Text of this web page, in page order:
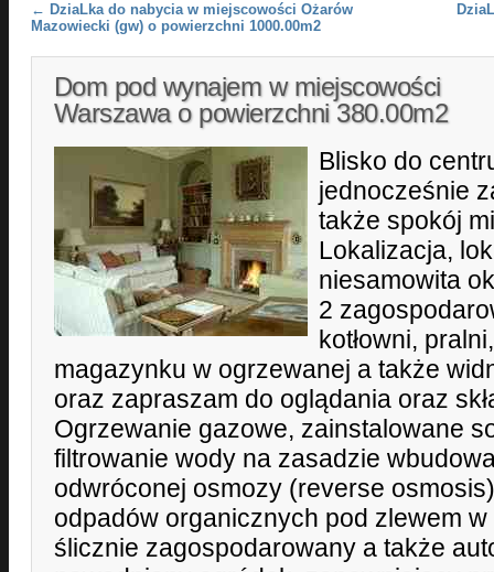
Post navigation
← DziaLka do nabycia w miejscowości Ożarów
Mazowiecki (gw) o powierzchni 1000.00m2
Dom pod wynajem w miejscowości
Warszawa o powierzchni 380.00m2
Blisko do
jednocześnie
także spokój
Lokalizacja,
niesamowita
2
kotłowni,
magazynku w ogrzewanej a także
oraz zapraszam do oglądania oraz
Ogrzewanie gazowe, zainstalowane
filtrowanie wody na zasadzie
odwróconej osmozy (reverse
odpadów organicznych pod zlewem w
ślicznie zagospodarowany a także